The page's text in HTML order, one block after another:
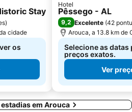
Teatro Sá da Bandeira
Stay
)
cidade
os
Hotel
Pêssego - AL
9,2 Excelente (42
Arouca, a 13.8 km de
Selecione as datas
preços exatos.
Ver
em Arouca